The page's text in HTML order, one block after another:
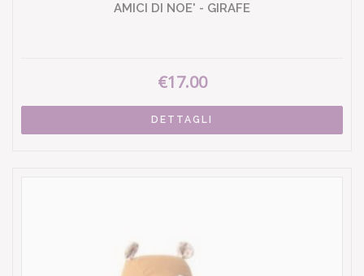
AMICI DI NOE' - GIRAFE
€17.00
DETTAGLI